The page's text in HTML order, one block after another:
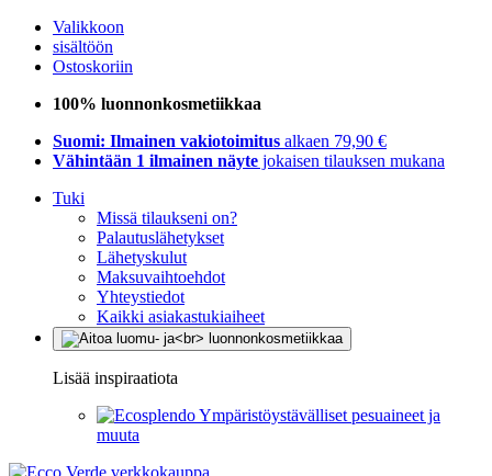
Valikkoon
sisältöön
Ostoskoriin
100% luonnonkosmetiikkaa
Suomi: Ilmainen vakiotoimitus alkaen 79,90 €
Vähintään 1 ilmainen näyte jokaisen tilauksen mukana
Tuki
Missä tilaukseni on?
Palautuslähetykset
Lähetyskulut
Maksuvaihtoehdot
Yhteystiedot
Kaikki asiakastukiaiheet
Lisää inspiraatiota
Ympäristöystävälliset pesuaineet ja
muuta